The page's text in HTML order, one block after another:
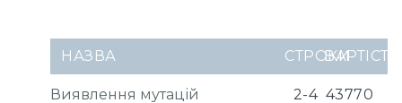
НАЗВА СТРОКИВАРТІСТЬ
Виявлення мутацій
2-4 43770